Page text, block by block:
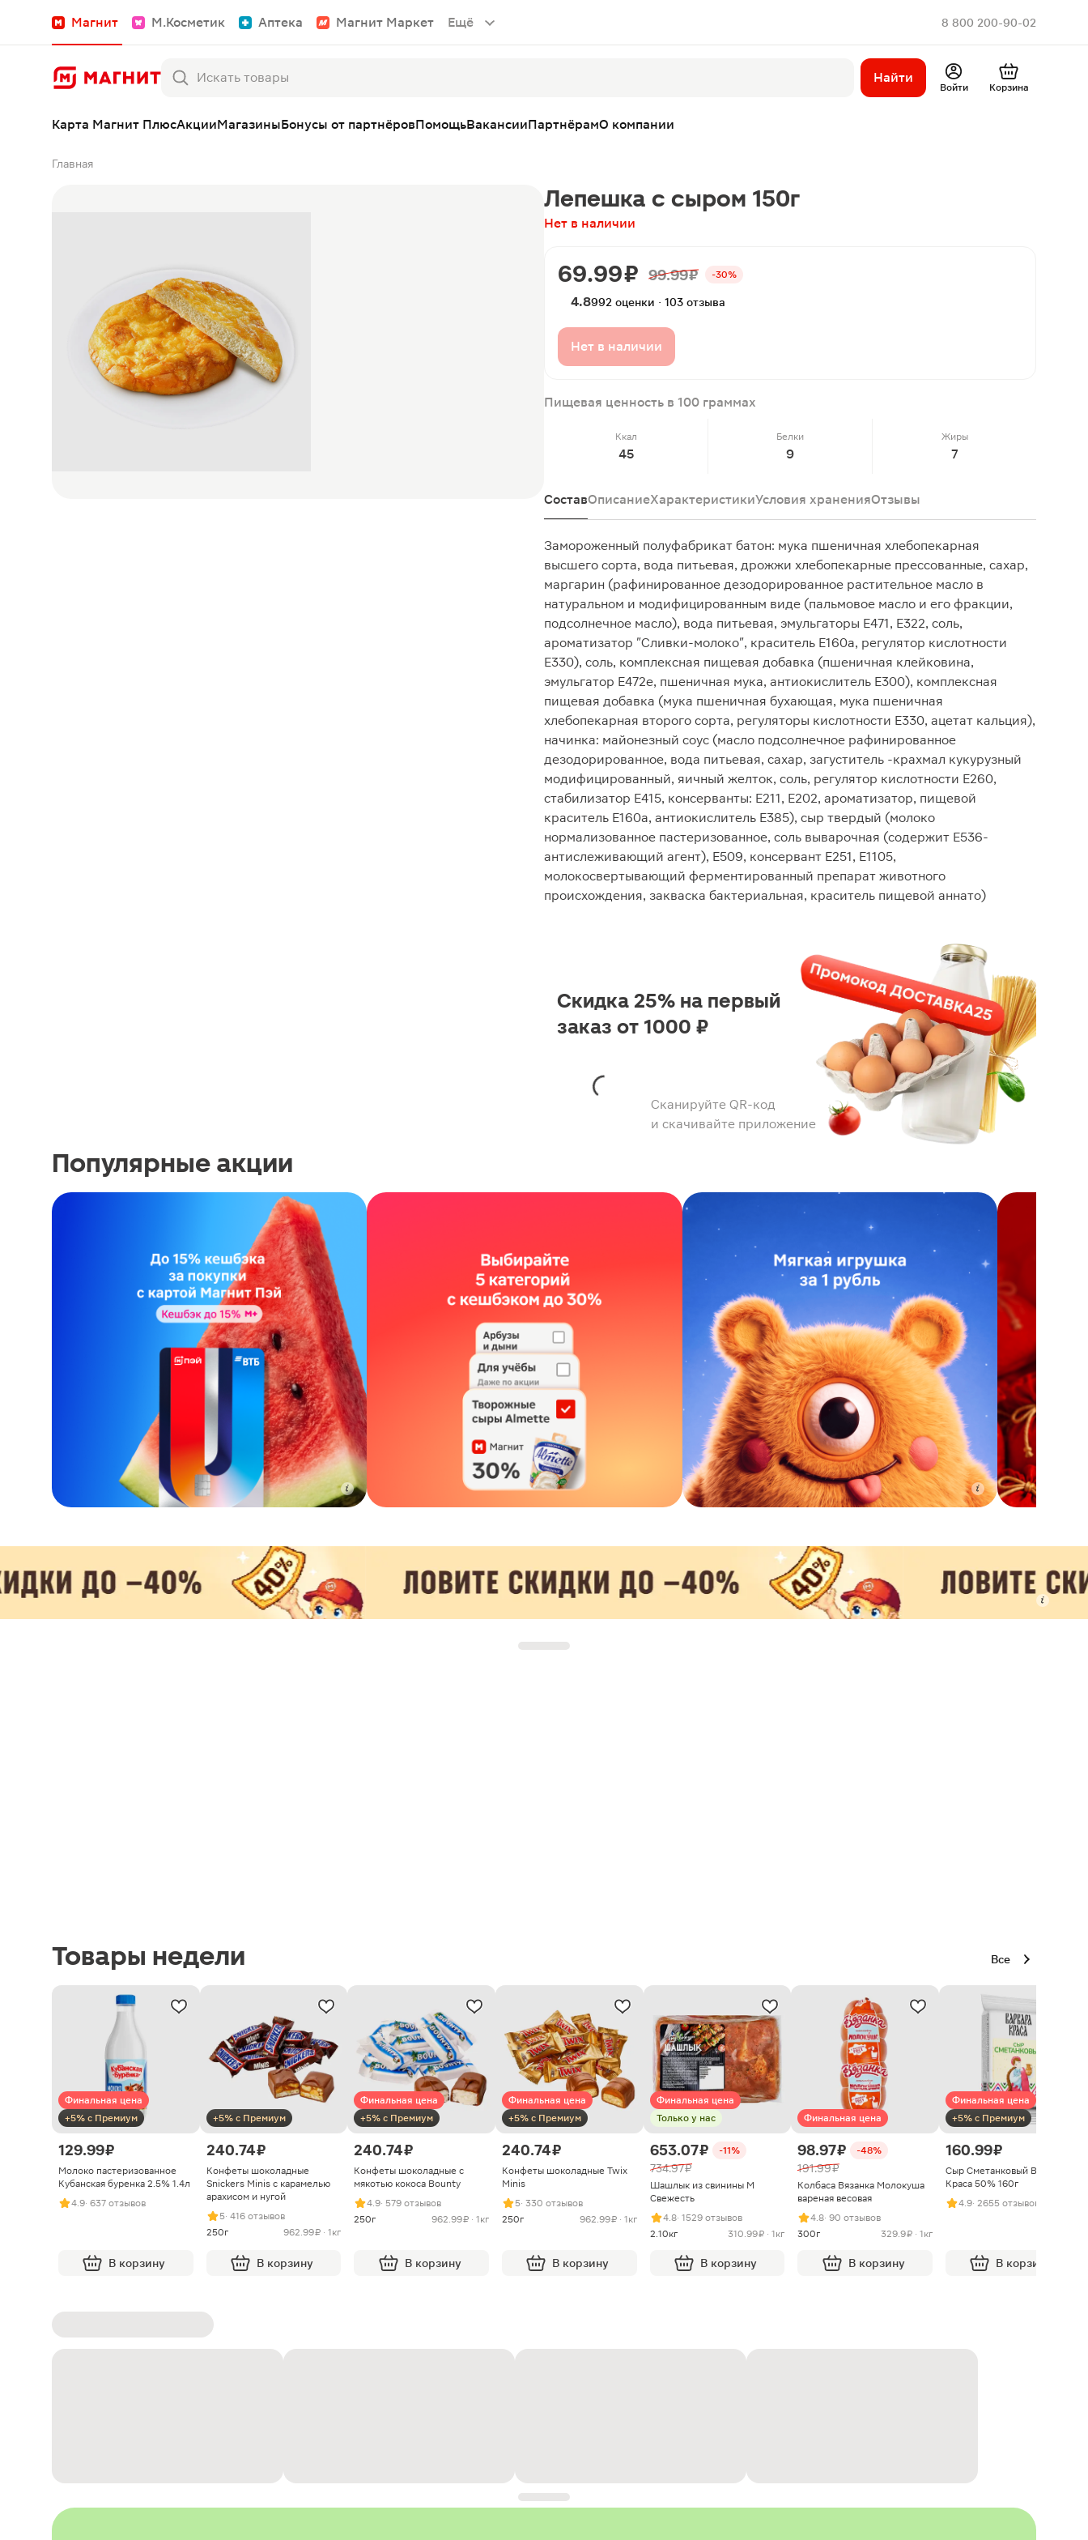
Магнит М.Косметик Аптека Магнит Маркет Ещё 8 800 200-90-02
Найти
Войти Корзина
Карта Магнит ПлюсАкцииМагазиныБонусы от партнёровПомощьВакансииПартнёрамО компании
Главная
Лепешка с сыром 150г
Нет в наличии
69.99 ₽ 99.99 ₽ -30%
4.8992 оценки · 103 отзыва
Нет в наличии
Пищевая ценность в 100 граммах
Ккал
45
Белки
9
Жиры
7
СоставОписаниеХарактеристикиУсловия храненияОтзывы
Замороженный полуфабрикат батон: мука пшеничная хлебопекарная
высшего сорта, вода питьевая, дрожжи хлебопекарные прессованные, сахар,
маргарин (рафинированное дезодорированное растительное масло в
натуральном и модифицированным виде (пальмовое масло и его фракции,
подсолнечное масло), вода питьевая, эмульгаторы Е471, Е322, соль,
ароматизатор "Сливки-молоко", краситель Е160а, регулятор кислотности
Е330), соль, комплексная пищевая добавка (пшеничная клейковина,
эмульгатор Е472е, пшеничная мука, антиокислитель Е300), комплексная
пищевая добавка (мука пшеничная бухающая, мука пшеничная
хлебопекарная второго сорта, регуляторы кислотности Е330, ацетат кальция),
начинка: майонезный соус (масло подсолнечное рафинированное
дезодорированное, вода питьевая, сахар, загуститель -крахмал кукурузный
модифицированный, яичный желток, соль, регулятор кислотности Е260,
стабилизатор Е415, консерванты: Е211, Е202, ароматизатор, пищевой
краситель Е160а, антиокислитель Е385), сыр твердый (молоко
нормализованное пастеризованное, соль выварочная (содержит Е536-
антислеживающий агент), Е509, консервант Е251, Е1105,
молокосвертывающий ферментированный препарат животного
происхождения, закваска бактериальная, краситель пищевой аннато)
Сканируйте QR-код
и скачивайте приложение
Скидка 25% на первый
заказ от 1000 ₽
Популярные акции
Товары недели Все
Финальная цена
+5% с Премиум
129.99 ₽
Молоко пастеризованное
Кубанская буренка 2.5% 1.4л
4.9· 637 отзывов
В корзину
+5% с Премиум
240.74 ₽
Конфеты шоколадные
Snickers Minis с карамелью
арахисом и нугой
5· 416 отзывов
250г
962.99 ₽ · 1кг
В корзину
Финальная цена
+5% с Премиум
240.74 ₽
Конфеты шоколадные с
мякотью кокоса Bounty
4.9· 579 отзывов
250г
962.99 ₽ · 1кг
В корзину
Финальная цена
+5% с Премиум
240.74 ₽
Конфеты шоколадные Twix
Minis
5· 330 отзывов
250г
962.99 ₽ · 1кг
В корзину
Финальная цена
Только у нас
653.07 ₽ -11%
734.97 ₽
Шашлык из свинины М
Свежесть
4.8· 1529 отзывов
2.10кг
310.99 ₽ · 1кг
В корзину
Финальная цена
98.97 ₽ -48%
191.99 ₽
Колбаса Вязанка Молокуша
вареная весовая
4.8· 90 отзывов
300г
329.9 ₽ · 1кг
В корзину
Финальная цена
+5% с Премиум
160.99 ₽
Сыр Сметанковый Варвара
Краса 50% 160г
4.9· 2655 отзывов
В корзину